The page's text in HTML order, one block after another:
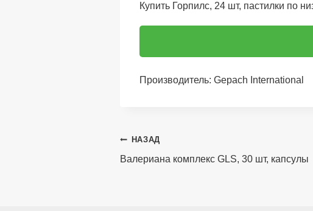
Купить Горпилс, 24 шт, пастилки по
Производитель: Gepach International
Навигация
по
НАЗАД
Валериана комплекс GLS, 30 шт, капсулы